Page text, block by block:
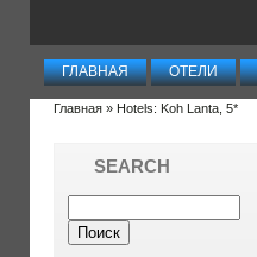
ГЛАВНАЯ ОТЕЛИ
Главная » Hotels: Koh Lanta, 5*
SEARCH